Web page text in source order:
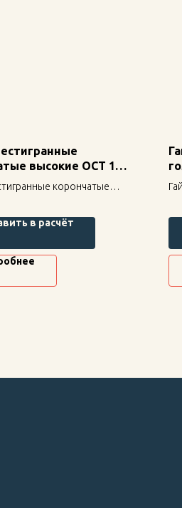
высокие ОСТ 1
корончатые
для строительных
высокая прочность и
в расчёт